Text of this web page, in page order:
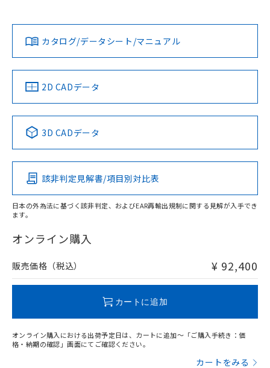
ダウンロードデータをご利用いただく前に、以下を必ずお読
みください。
ソフトウェアの使用条件
対応済み
中国 RoHS 注意事項・凡例
Pb Hg Cd Cr(VI)
O
在庫等で未対応品が混在する可能性があります。
問い合わせください。
LR型式承認
（イギリス
船舶規格）
DNV型式承認
（ノルウェー
BV型式承認
（フランス
KR型式
（韓国
No No No No
この製品の規格認証/適合状況ページへ
その他の認証はこちらのページからご検索ください
カタログ/データシート/マニュアル
2D CADデータ
3D CADデータ
該非判定見解書/項目別対比表
日本の外為法に基づく該非判定、およびEAR再輸出規制に関する見解が入手でき
ます。
オンライン購入
販売価格（税込） ¥ 92,400
カートに追加
オンライン購入における出荷予定日は、カートに追加～「ご購入手続き：価
格・納期の確認」画面にてご確認ください。
カートをみる